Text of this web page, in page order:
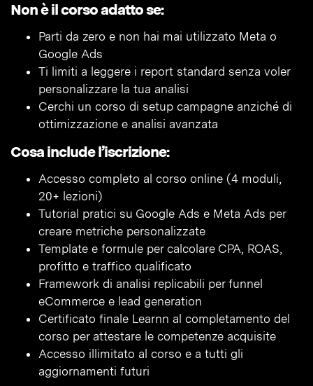
Non è il corso adatto se:
Parti da zero e non hai mai utilizzato Meta o
Google Ads
Ti limiti a leggere i report standard senza voler
personalizzare la tua analisi
Cerchi un corso di setup campagne anziché di
ottimizzazione e analisi avanzata
Cosa include l’iscrizione:
Accesso completo al corso online (4 moduli,
20+ lezioni)
Tutorial pratici su Google Ads e Meta Ads per
creare metriche personalizzate
Template e formule per calcolare CPA, ROAS,
profitto e traffico qualificato
Framework di analisi replicabili per funnel
eCommerce e lead generation
Certificato finale Learnn al completamento del
corso per attestare le competenze acquisite
Accesso illimitato al corso e a tutti gli
aggiornamenti futuri